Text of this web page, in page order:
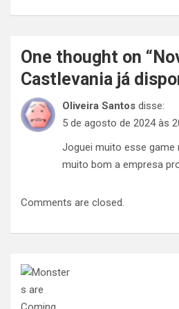
One thought on “
Castlevania já
Oliveira Santos disse:
5 de agosto de 2024 às
Joguei muito esse game
muito bom a empresa
Comments are closed.